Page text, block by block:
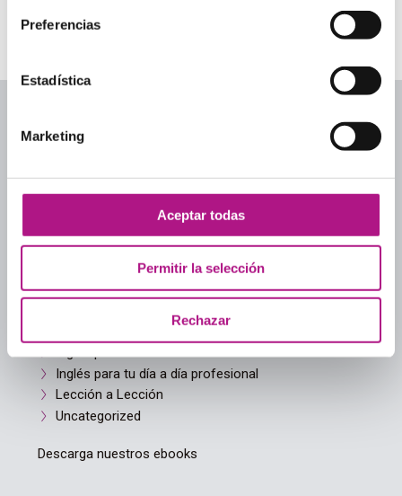
Preferencias
Estadística
Marketing
Aceptar todas
Permitir la selección
Rechazar
Fuente de la imagen
principal: http://www.shutterstock.com/
Categorías
Academias de inglés para adultos
Aprender inglés
Culture
Inglés para tu día a día profesional
Lección a Lección
Uncategorized
Descarga nuestros ebooks